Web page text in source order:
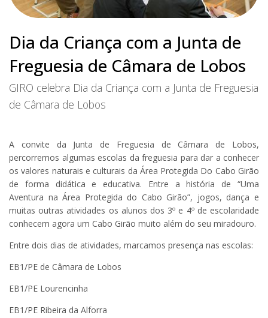
Dia da Criança com a Junta de
Freguesia de Câmara de Lobos
GIRO celebra Dia da Criança com a Junta de Freguesia
de Câmara de Lobos
A convite da Junta de Freguesia de Câmara de Lobos,
percorremos algumas escolas da freguesia para dar a conhecer
os valores naturais e culturais da Área Protegida Do Cabo Girão
de forma didática e educativa. Entre a história de “Uma
Aventura na Área Protegida do Cabo Girão”, jogos, dança e
muitas outras atividades os alunos dos 3º e 4º de escolaridade
conhecem agora um Cabo Girão muito além do seu miradouro.
Entre dois dias de atividades, marcamos presença nas escolas:
EB1/PE de Câmara de Lobos
EB1/PE Lourencinha
EB1/PE Ribeira da Alforra